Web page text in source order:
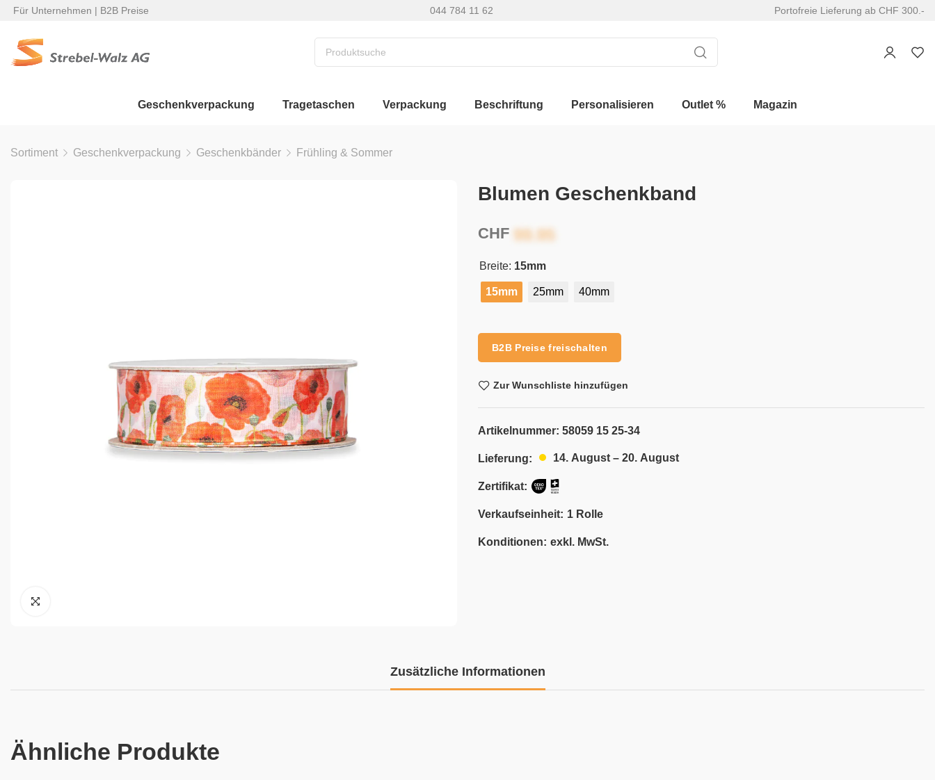
Für Unternehmen | B2B Preise 044 784 11 62 Portofreie Lieferung ab CHF 300.-
Geschenkverpackung Tragetaschen Verpackung Beschriftung Personalisieren Outlet % Magazin
Sortiment Geschenkverpackung Geschenkbänder Frühling & Sommer
Blumen Geschenkband
CHF
Breite: 15mm
15mm 25mm 40mm
B2B Preise freischalten
Zur Wunschliste hinzufügen
Artikelnummer: 58059 15 25-34
Lieferung: 14. August – 20. August
Zertifikat:
Verkaufseinheit: 1 Rolle
Konditionen: exkl. MwSt.
Zusätzliche Informationen
Ähnliche Produkte